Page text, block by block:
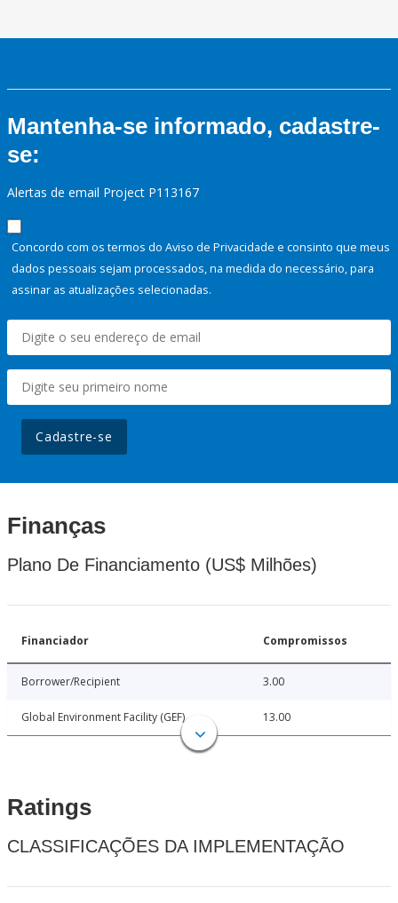
Mantenha-se informado, cadastre-
se:
Alertas de email Project P113167
Concordo com os termos do Aviso de Privacidade e consinto que meus
dados pessoais sejam processados, na medida do necessário, para
assinar as atualizações selecionadas.
Cadastre-se
Finanças
Plano De Financiamento (US$ Milhões)
Financiador Compromissos
Borrower/Recipient 3.00
Global Environment Facility (GEF) 13.00
Ratings
CLASSIFICAÇÕES DA IMPLEMENTAÇÃO